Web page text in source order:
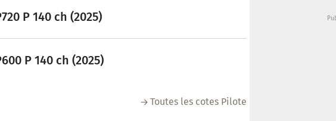
P 140 ch (2025)
P 140 ch (2025)
Toutes les cotes Pilote